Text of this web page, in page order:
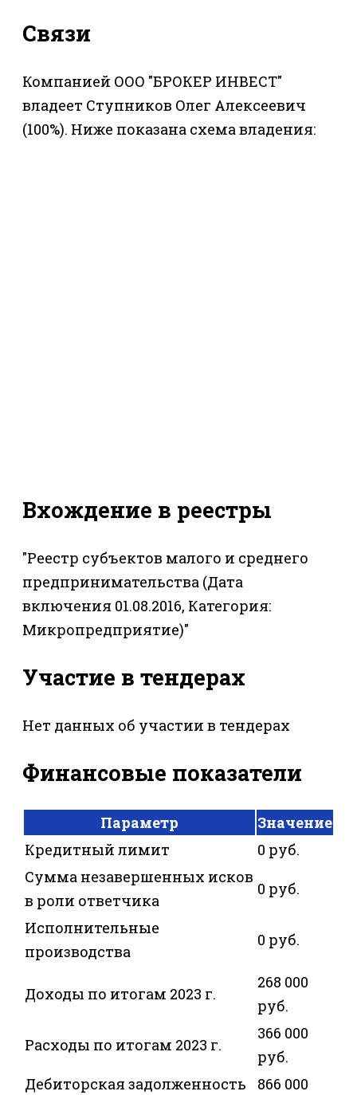
Связи
Компанией ООО "БРОКЕР ИНВЕСТ"
владеет Ступников Олег Алексеевич
(100%). Ниже показана схема владения:
Вхождение в реестры
"Реестр субъектов малого и среднего
предпринимательства (Дата
включения 01.08.2016, Категория:
Микропредприятие)"
Участие в тендерах
Нет данных об участии в тендерах
Финансовые показатели
Параметр
Значение
Кредитный лимит
0 руб.
Сумма незавершенных исков
в роли ответчика
0 руб.
Исполнительные
производства
0 руб.
Доходы по итогам 2023 г.
268 000
руб.
Расходы по итогам 2023 г.
366 000
руб.
Дебиторская задолженность
866 000